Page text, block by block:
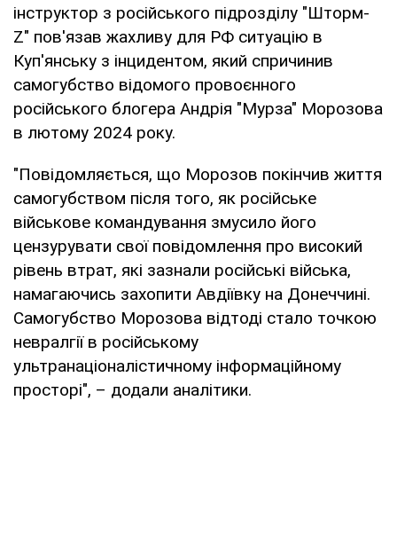
інструктор з російського підрозділу "Шторм-
Z" пов'язав жахливу для РФ ситуацію в
Куп'янську з інцидентом, який спричинив
самогубство відомого провоєнного
російського блогера Андрія "Мурза" Морозова
в лютому 2024 року.
"Повідомляється, що Морозов покінчив життя
самогубством після того, як російське
військове командування змусило його
цензурувати свої повідомлення про високий
рівень втрат, які зазнали російські війська,
намагаючись захопити Авдіївку на Донеччині.
Самогубство Морозова відтоді стало точкою
невралгії в російському
ультранаціоналістичному інформаційному
просторі", – додали аналітики.